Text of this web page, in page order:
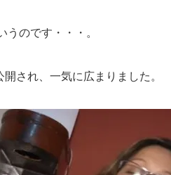
のです・・・。
され、一気に広まりました。